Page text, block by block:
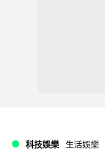
科技娛樂 生活娛樂